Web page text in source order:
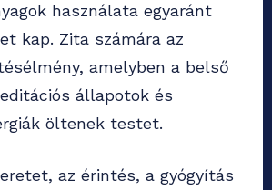
használata egyaránt
kap. Zita számára az
amelyben a belső
állapotok és
öltenek testet.
az érintés, a gyógyítás